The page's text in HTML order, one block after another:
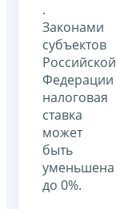
.
Законами
субъектов
Российской
Федерации
налоговая
ставка
может
быть
уменьшена
до 0%.